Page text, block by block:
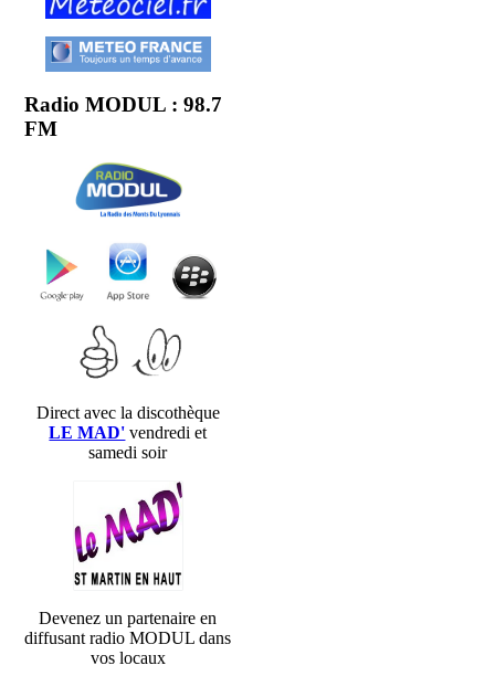
Radio MODUL : 98.7
FM
Direct avec la discothèque
LE MAD' vendredi et
samedi soir
Devenez un partenaire en
diffusant radio MODUL dans
vos locaux